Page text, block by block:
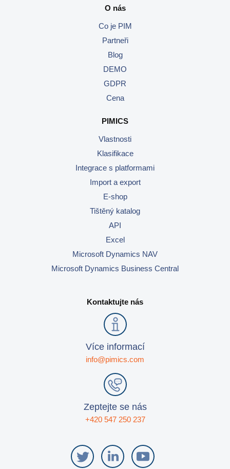
O nás
Co je PIM
Partneři
Blog
DEMO
GDPR
Cena
PIMICS
Vlastnosti
Klasifikace
Integrace s platformami
Import a export
E-shop
Tištěný katalog
API
Excel
Microsoft Dynamics NAV
Microsoft Dynamics Business Central
Kontaktujte nás
Více informací
info@pimics.com
Zeptejte se nás
+420 547 250 237